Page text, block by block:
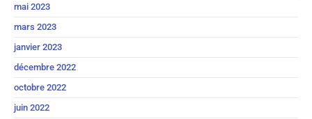
mai 2023
mars 2023
janvier 2023
décembre 2022
octobre 2022
juin 2022